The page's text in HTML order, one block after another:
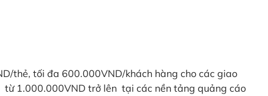
thẻ, tối đa 600.000VND/khách hàng cho các giao
1.000.000VND trở lên tại các nền tảng quảng cáo